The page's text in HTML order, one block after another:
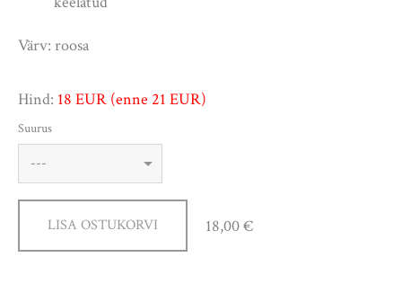
Värv: roosa
Hind: 18 EUR (enne 21 EUR)
Suurus
LISA OSTUKORVI 18,00 €